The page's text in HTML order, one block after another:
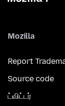
Mozilla
Report
Source code
ட்விட்டர்